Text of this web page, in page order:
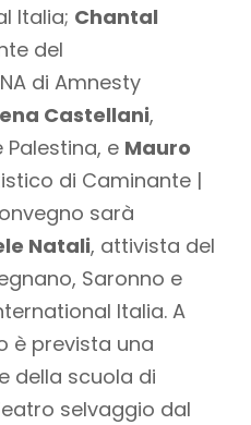
Italia; Chantal
del
di Amnesty
Castellani,
e Mauro
di Caminante |
sarà
Natali, attivista del
Saronno e
Italia. A
è prevista una
della scuola di
selvaggio dal